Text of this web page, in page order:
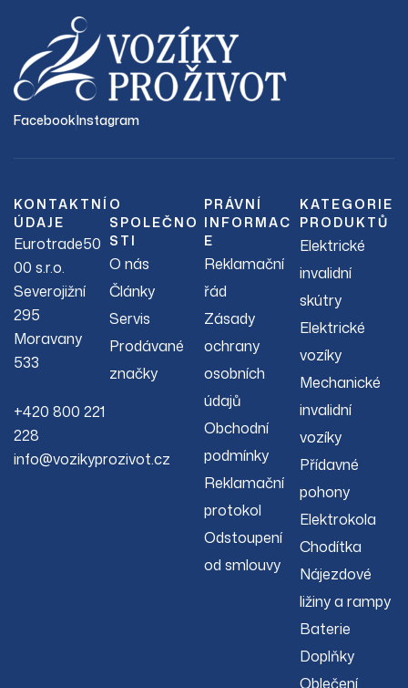
FacebookInstagram
KONTAKTNÍ
ÚDAJE
Eurotrade50
00 s.r.o.
Severojižní
295
Moravany
533
+420 800 221
228
info@vozikyprozivot.cz
O
SPOLEČNO
STI
O nás
Články
Servis
Prodávané
značky
PRÁVNÍ
INFORMAC
E
Reklamační
řád
Zásady
ochrany
osobních
údajů
Obchodní
podmínky
Reklamační
protokol
Odstoupení
od smlouvy
KATEGORIE
PRODUKTŮ
Elektrické
invalidní
skútry
Elektrické
vozíky
Mechanické
invalidní
vozíky
Přídavné
pohony
Elektrokola
Chodítka
Nájezdové
ližiny a rampy
Baterie
Doplňky
Oblečení